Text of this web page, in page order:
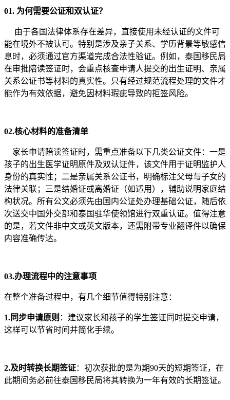
01. 为何需要公证和双认证？
由于各国法律体系存在差异，直接使用未经认证的文件可
能在境外不被认可。特别是涉及亲子关系、学历背景等敏感信
息时，必须通过官方渠道完成合法性验证。例如，泰国移民局
在审批陪读签证时，会重点核查申请人提交的出生证明、亲属
关系公证书等材料的真实性。只有经过规范流程处理的文件才
能作为有效依据，避免因材料瑕疵导致的拒签风险。
02.核心材料的准备清单
家长申请陪读签证时，需重点准备以下几类公证文件：一是
孩子的出生医学证明原件及双认证件，该文件用于证明监护人
身份的真实性；二是亲属关系公证书，明确标注父母与子女的
法律关联；三是结婚证或离婚证（如适用），辅助说明家庭结
构状况。所有公文必须先由国内公证处办理基础公证，随后依
次送交中国外交部和泰国驻华使领馆进行双重认证。值得注意
的是，若文件非中文或英文版本，还需附带专业翻译件以确保
内容准确传达。
03.办理流程中的注意事项
在整个准备过程中，有几个细节值得特别注意：
1.同步申请原则 ：建议家长和孩子的学生签证同时提交申请，
这样可以节省时间并简化手续。
2.及时转换长期签证：初次获批的是为期90天的短期签证，在
此期间务必前往泰国移民局将其转换为一年有效的长期签证。